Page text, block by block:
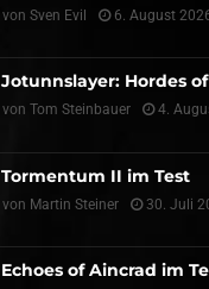
von Sven Evil 6. August
Jotunnslayer: Hordes
von Tom Steinbauer 4.
Tormentum II im Test
von Martin Steiner 30. Juli
Echoes of Aincrad im